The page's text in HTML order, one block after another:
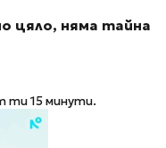
цяло, няма тайна
ти 15 минути.